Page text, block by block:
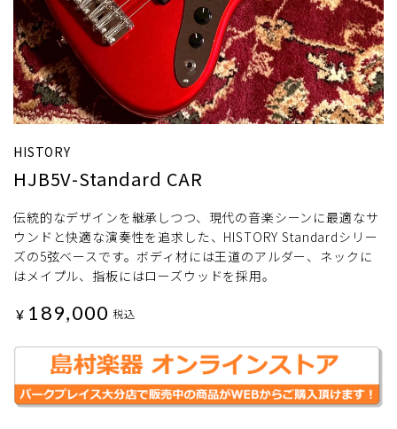
HISTORY
HJB5V-Standard CAR
伝統的なデザインを継承しつつ、現代の音楽シーンに最適なサ
ウンドと快適な演奏性を追求した、HISTORY Standardシリー
ズの5弦ベースです。ボディ材には王道のアルダー、ネックに
はメイプル、指板にはローズウッドを採用。
¥ 189,000 税込